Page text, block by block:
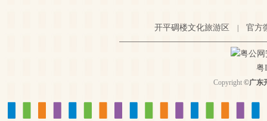
开平碉楼文化旅游区 官方
粤公网
粤
Copyright ©广东